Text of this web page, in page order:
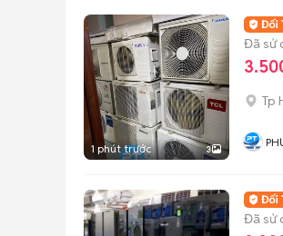
1 phút trước 3
Đã sử
Tp
Đã sử